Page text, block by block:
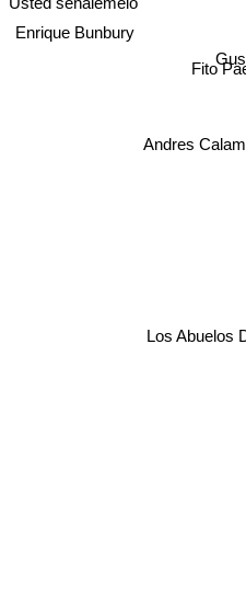
Fito
Andres
Enrique Bunbury
Los Abuelos